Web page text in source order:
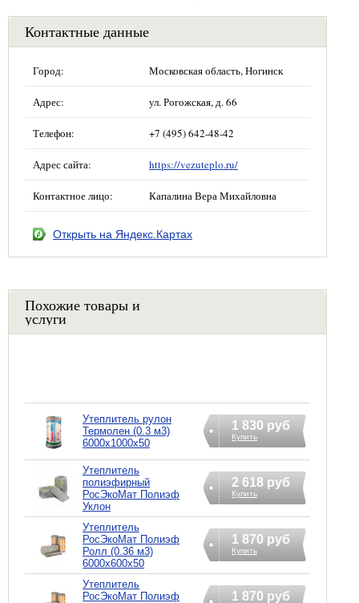
Контактные данные
Город: Московская область, Ногинск
Адрес: ул. Рогожская, д. 66
Телефон: +7 (495) 642-48-42
Адрес сайта: https://vezuteplo.ru/
Контактное лицо: Капалина Вера Михайловна
Открыть на Яндекс.Картах
Похожие товары и
услуги
Утеплитель рулон
Термолен (0.3 м3)
6000х1000х50
1 830 руб
Купить
Утеплитель
полиэфирный
РосЭкоМат Полиэф
Уклон
2 618 руб
Купить
Утеплитель
РосЭкоМат Полиэф
Ролл (0.36 м3)
6000х600х50
1 870 руб
Купить
Утеплитель
РосЭкоМат Полиэф
1 870 руб